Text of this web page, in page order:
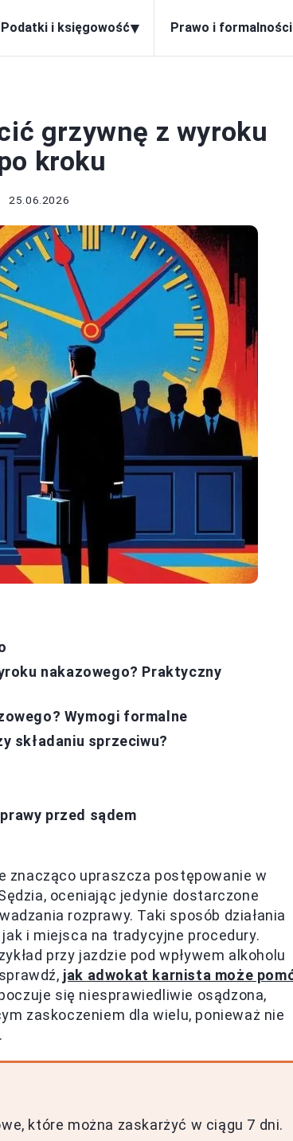
Podatki i księgowość▾ Prawo i formalności
grzywnę z wyroku
kroku
25.06.2026
nakazowego? Praktyczny
Wymogi formalne
składaniu sprzeciwu?
przed sądem
znacząco upraszcza postępowanie w
oceniając jedynie dostarczone
rozprawy. Taki sposób działania
i miejsca na tradycyjne procedury.
przy jazdzie pod wpływem alkoholu
jak adwokat karnista może
się niesprawiedliwie osądzona,
zaskoczeniem dla wielu, ponieważ nie
które można zaskarżyć w ciągu 7 dni.